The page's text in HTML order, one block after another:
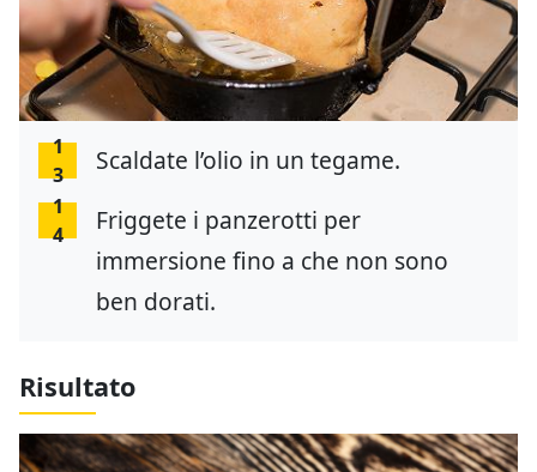
1
3
Scaldate l’olio in un tegame.
1
4
Friggete i panzerotti per
immersione fino a che non sono
ben dorati.
Risultato